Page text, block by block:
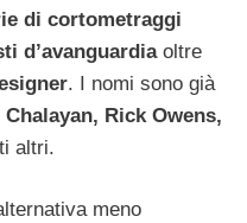
di cortometraggi
d’avanguardiaoltre
. I nomi sono già
Chalayan, Rick Owens,
altri.
meno